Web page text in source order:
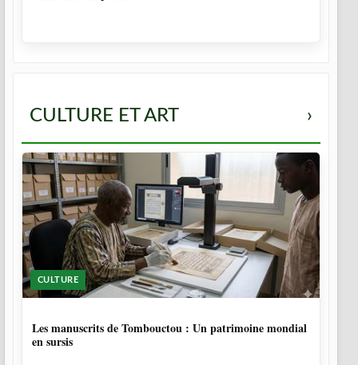
CULTURE ET ART ›
CULTURE
Les manuscrits de Tombouctou : Un patrimoine mondial
en sursis